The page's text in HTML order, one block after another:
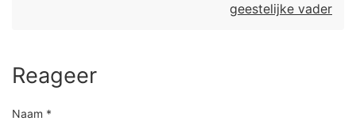
geestelijke vader
Reageer
Naam *